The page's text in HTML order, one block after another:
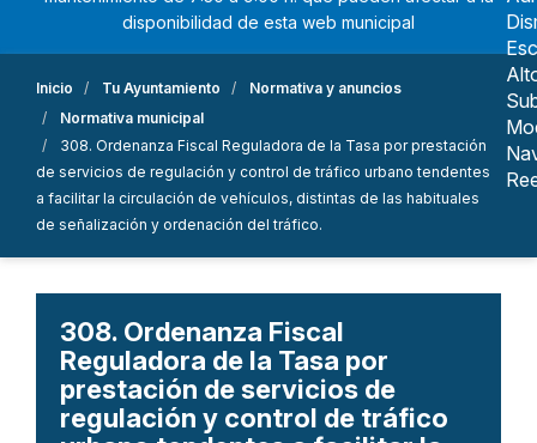
disponibilidad de esta web municipal
Inicio Tu Ayuntamiento
Normativa y anuncios
Normativa municipal
308. Ordenanza Fiscal Reguladora de la Tasa por prestación
de servicios de regulación y control de tráfico urbano tendentes
a facilitar la circulación de vehículos, distintas de las habituales
de señalización y ordenación del tráfico.
308. Ordenanza Fiscal
Reguladora de la Tasa por
prestación de servicios de
regulación y control de tráfico